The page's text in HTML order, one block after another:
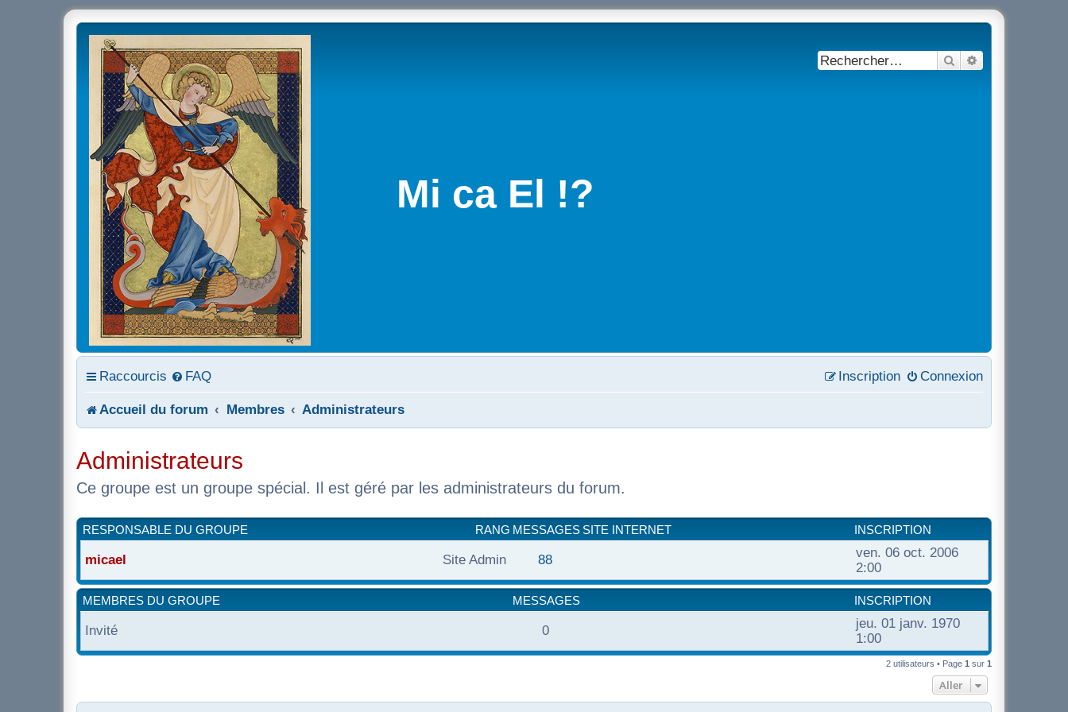
Mi ca El !?
Rechercher
Raccourcis FAQ Connexion
Inscription
Accueil du forum Membres Administrateurs
Administrateurs
Ce groupe est un groupe spécial. Il est géré par les administrateurs du forum.
RANG
RESPONSABLE DU GROUPE MESSAGES SITE INTERNET INSCRIPTION
Site Admin
micael 88
ven. 06 oct. 2006
2:00
MEMBRES DU GROUPE MESSAGES INSCRIPTION
Invité 0
jeu. 01 janv. 1970
1:00
2 utilisateurs • Page 1 sur 1
Aller